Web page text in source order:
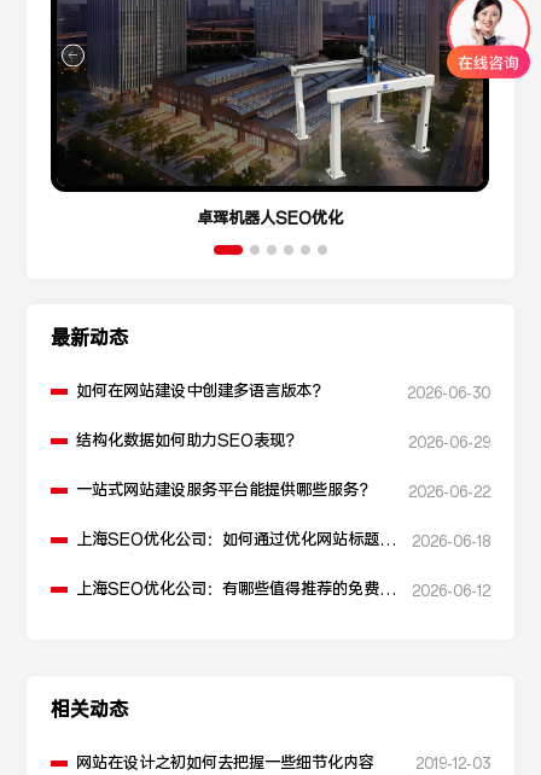
卓珲机器人SEO优化
最新动态
如何在网站建设中创建多语言版本？ 2026-06-30
结构化数据如何助力SEO表现？ 2026-06-29
一站式网站建设服务平台能提供哪些服务？ 2026-06-22
上海SEO优化公司：如何通过优化网站标题提
2026-06-18
上海SEO优化公司：有哪些值得推荐的免费
2026-06-12
相关动态
网站在设计之初如何去把握一些细节化内容 2019-12-03